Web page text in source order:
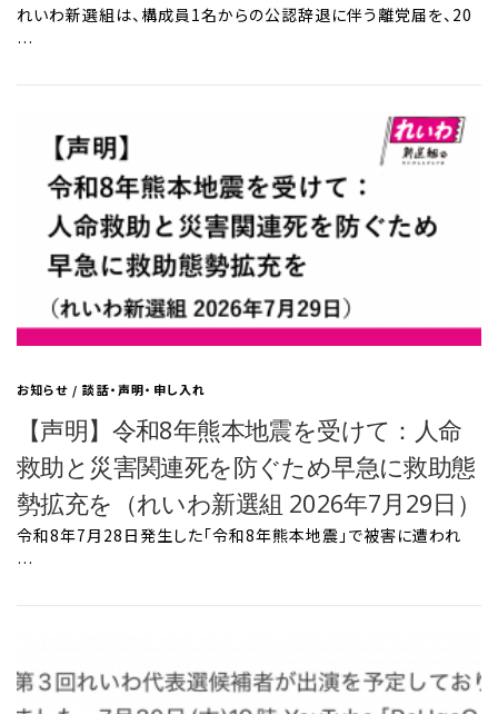
れいわ新選組は、構成員1名からの公認辞退に伴う離党届を、20
…
お知らせ/談話・声明・申し入れ
【声明】令和8年熊本地震を受けて：人命
救助と災害関連死を防ぐため早急に救助態
勢拡充を（れいわ新選組 2026年7月29日）
令和8年7月28日発生した「令和8年熊本地震」で被害に遭われ
…